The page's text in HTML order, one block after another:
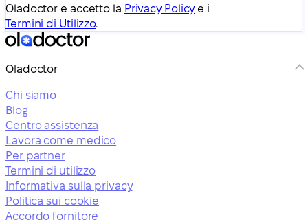
Oladoctor e accetto la Privacy Policye i
Termini di Utilizzo.
Oladoctor
Chi siamo
Blog
Centro assistenza
Lavora come medico
Per partner
Termini di utilizzo
Informativa sulla privacy
Politica sui cookie
Accordo fornitore